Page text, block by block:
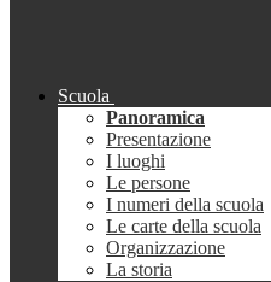
Scuola
Panoramica
Presentazione
I luoghi
Le persone
I numeri della scuola
Le carte della scuola
Organizzazione
La storia